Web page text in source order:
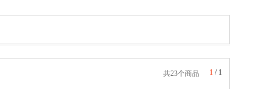
共23个商品 1 / 1